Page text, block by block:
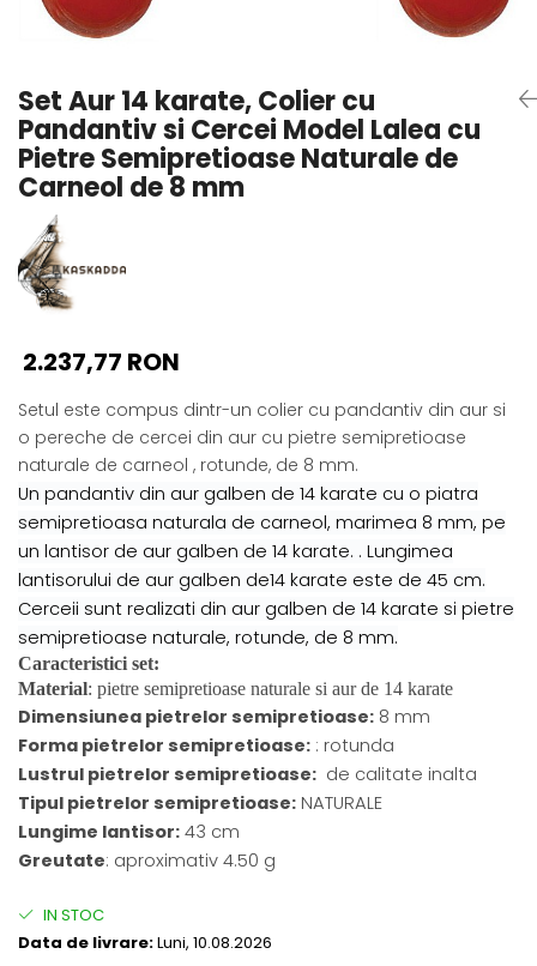
Seturi Perle cu Argint
Pandantive cu Perle
Brose cu Perle
Set Aur 14 karate, Colier cu
Pandantiv si Cercei Model Lalea cu
Pietre Semipretioase Naturale de
Carneol de 8 mm
2.237,77 RON
Setul este compus dintr-un colier cu pandantiv din aur si
o pereche de cercei din aur cu pietre semipretioase
naturale de carneol , rotunde, de 8 mm.
Un pandantiv din aur galben de 14 karate cu o piatra
semipretioasa naturala de carneol, marimea 8 mm, pe
un lantisor de aur galben de 14 karate. . Lungimea
lantisorului de aur galben de14 karate este de 45 cm.
Cerceii sunt realizati din aur galben de 14 karate si pietre
semipretioase naturale, rotunde, de 8 mm.
Caracteristici set:
Material: pietre semipretioase naturale si aur de 14 karate
Dimensiunea pietrelor semipretioase: 8 mm
Forma pietrelor semipretioase: : rotunda
Lustrul pietrelor semipretioase: de calitate inalta
Tipul pietrelor semipretioase: NATURALE
Lungime lantisor: 43 cm
Greutate: aproximativ 4.50 g
IN STOC
Data de livrare:Luni, 10.08.2026